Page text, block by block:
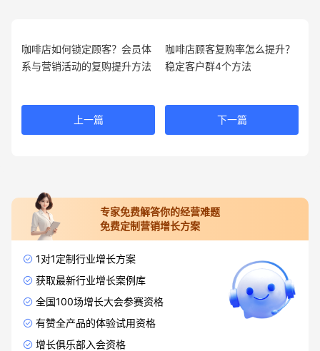
咖啡店如何锁定顾客？会员体
系与营销活动的复购提升方法
上一篇
咖啡店顾客复购率怎么提升？
稳定客户群4个方法
下一篇
专家免费解答你的经营难题
免费定制营销增长方案
1对1定制行业增长方案
获取最新行业增长案例库
全国100场增长大会参赛资格
有赞全产品的体验试用资格
增长俱乐部入会资格